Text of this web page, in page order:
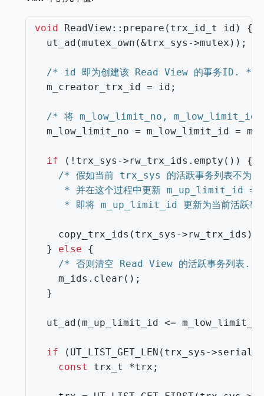
void ReadView:: prepare ( trx_id_t id )
{
ut_ad (mutex_own (&trx_sys ->mutex ));
/* id 即为创建该 Read View 的事务ID. */
m_creator_trx_id
= id ;
/* 将 m_low_limit_no, m_low_limit_id
m_low_limit_no = m_low_limit_id =
if ( ! trx_sys ->rw_trx_ids . empty ()) {
* 即将 m_up_limit_id 更新为当前活跃事
copy_trx_ids ( trx_sys ->rw_trx_ids );
}
else
{
/* 否则清空 Read View 的活跃事务列表.
m_ids . clear ();
}
ut_ad (m_up_limit_id <= m_low_limit_id
if ( UT_LIST_GET_LEN ( trx_sys ->
const
trx_t *trx ;